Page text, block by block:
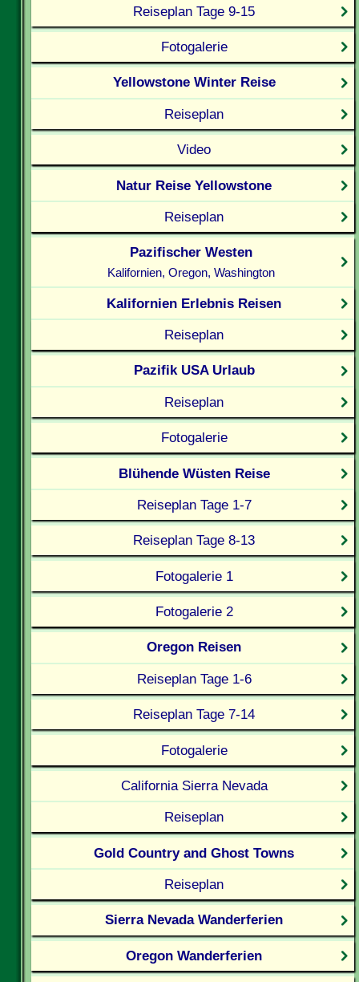
Reiseplan Tage 9-15
Fotogalerie
Yellowstone Winter Reise
Reiseplan
Video
Natur Reise Yellowstone
Reiseplan
Pazifischer Westen
Kalifornien, Oregon, Washington
Kalifornien Erlebnis Reisen
Reiseplan
Pazifik USA Urlaub
Reiseplan
Fotogalerie
Blühende Wüsten Reise
Reiseplan Tage 1-7
Reiseplan Tage 8-13
Fotogalerie 1
Fotogalerie 2
Oregon Reisen
Reiseplan Tage 1-6
Reiseplan Tage 7-14
Fotogalerie
California Sierra Nevada
Reiseplan
Gold Country and Ghost Towns
Reiseplan
Sierra Nevada Wanderferien
Oregon Wanderferien